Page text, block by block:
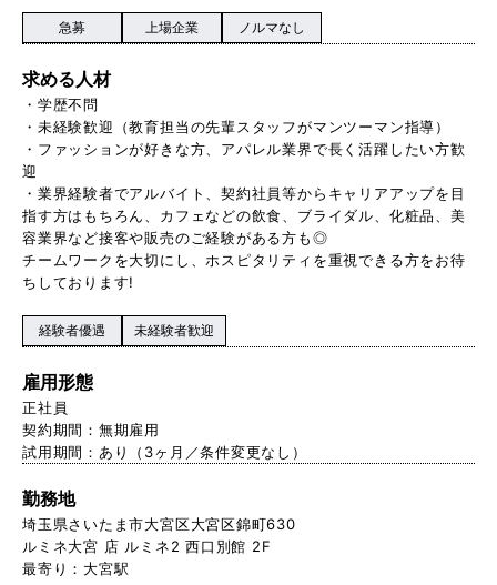
急募 上場企業 ノルマなし
求める人材
・学歴不問
・未経験歓迎（教育担当の先輩スタッフがマンツーマン指導）
・ファッションが好きな方、アパレル業界で長く活躍したい方歓
迎
・業界経験者でアルバイト、契約社員等からキャリアアップを目
指す方はもちろん、カフェなどの飲食、ブライダル、化粧品、美
容業界など接客や販売のご経験がある方も◎
チームワークを大切にし、ホスピタリティを重視できる方をお待
ちしております!
経験者優遇 未経験者歓迎
雇用形態
正社員
契約期間：無期雇用
試用期間：あり（3ヶ月／条件変更なし）
勤務地
埼玉県さいたま市大宮区大宮区錦町630
ルミネ大宮 店 ルミネ2 西口別館 2F
最寄り：大宮駅